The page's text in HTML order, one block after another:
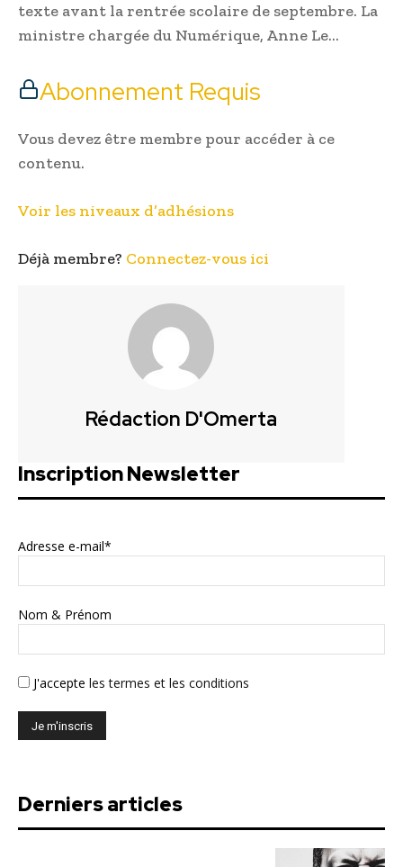
texte avant la rentrée scolaire de septembre. La
ministre chargée du Numérique, Anne Le…
Abonnement Requis
Vous devez être membre pour accéder à ce
contenu.
Voir les niveaux d’adhésions
Déjà membre? Connectez-vous ici
Rédaction D'Omerta
Inscription Newsletter
Adresse e-mail*
Nom & Prénom
J'accepte les termes et les conditions
Derniers articles